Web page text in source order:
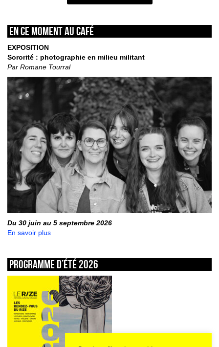
En ce moment au café
EXPOSITION
Sororité : photographie en milieu militant
Par Romane Tourral
Du 30 juin au 5 septembre 2026
En savoir plus
Programme d’été 2026